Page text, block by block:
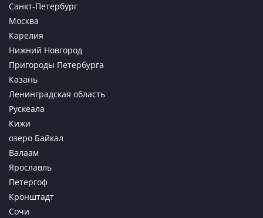
Санкт-Петербург
Москва
Карелия
Нижний Новгород
Пригороды Петербурга
Казань
Ленинградская область
Рускеала
Кижи
озеро Байкал
Валаам
Ярославль
Петергоф
Кронштадт
Сочи